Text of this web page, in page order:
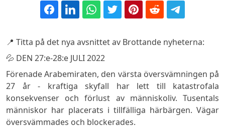
📍 Titta på det nya avsnittet av Brottande nyheterna:
💦 DEN 27:e-28:e JULI 2022
Förenade Arabemiraten, den värsta översvämningen på
27 år - kraftiga skyfall har lett till katastrofala
konsekvenser och förlust av människoliv. Tusentals
människor har placerats i tillfälliga härbärgen. Vägar
översvämmades och blockerades.